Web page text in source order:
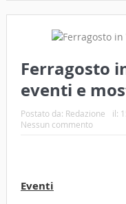
Ferragosto
eventi e
Postato da: Redazione il:
Nessun commento
Eventi